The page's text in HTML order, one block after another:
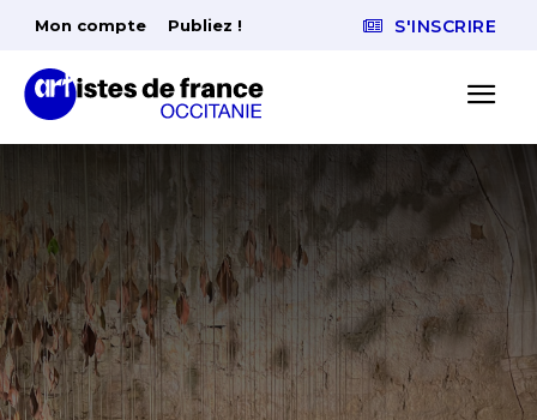
Mon compte Publiez ! S'INSCRIRE